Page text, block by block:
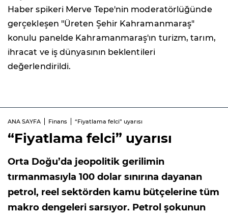
Haber spikeri Merve Tepe'nin moderatörlüğünde
gerçekleşen "Üreten Şehir Kahramanmaraş"
konulu panelde Kahramanmaraş'ın turizm, tarım,
ihracat ve iş dünyasının beklentileri
değerlendirildi.
ANA SAYFA Finans “Fiyatlama felci” uyarısı
“Fiyatlama felci” uyarısı
Orta Doğu’da jeopolitik gerilimin
tırmanmasıyla 100 dolar sınırına dayanan
petrol, reel sektörden kamu bütçelerine tüm
makro dengeleri sarsıyor. Petrol şokunun